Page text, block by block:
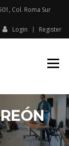
Col. Roma Sur​
Login Register